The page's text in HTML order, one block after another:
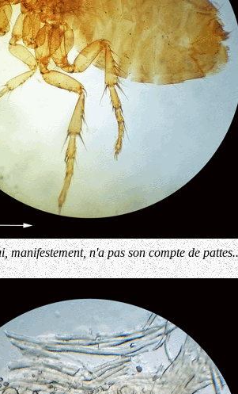
manifestement, n'a pas son compte de